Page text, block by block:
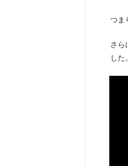
つま
さら
した。